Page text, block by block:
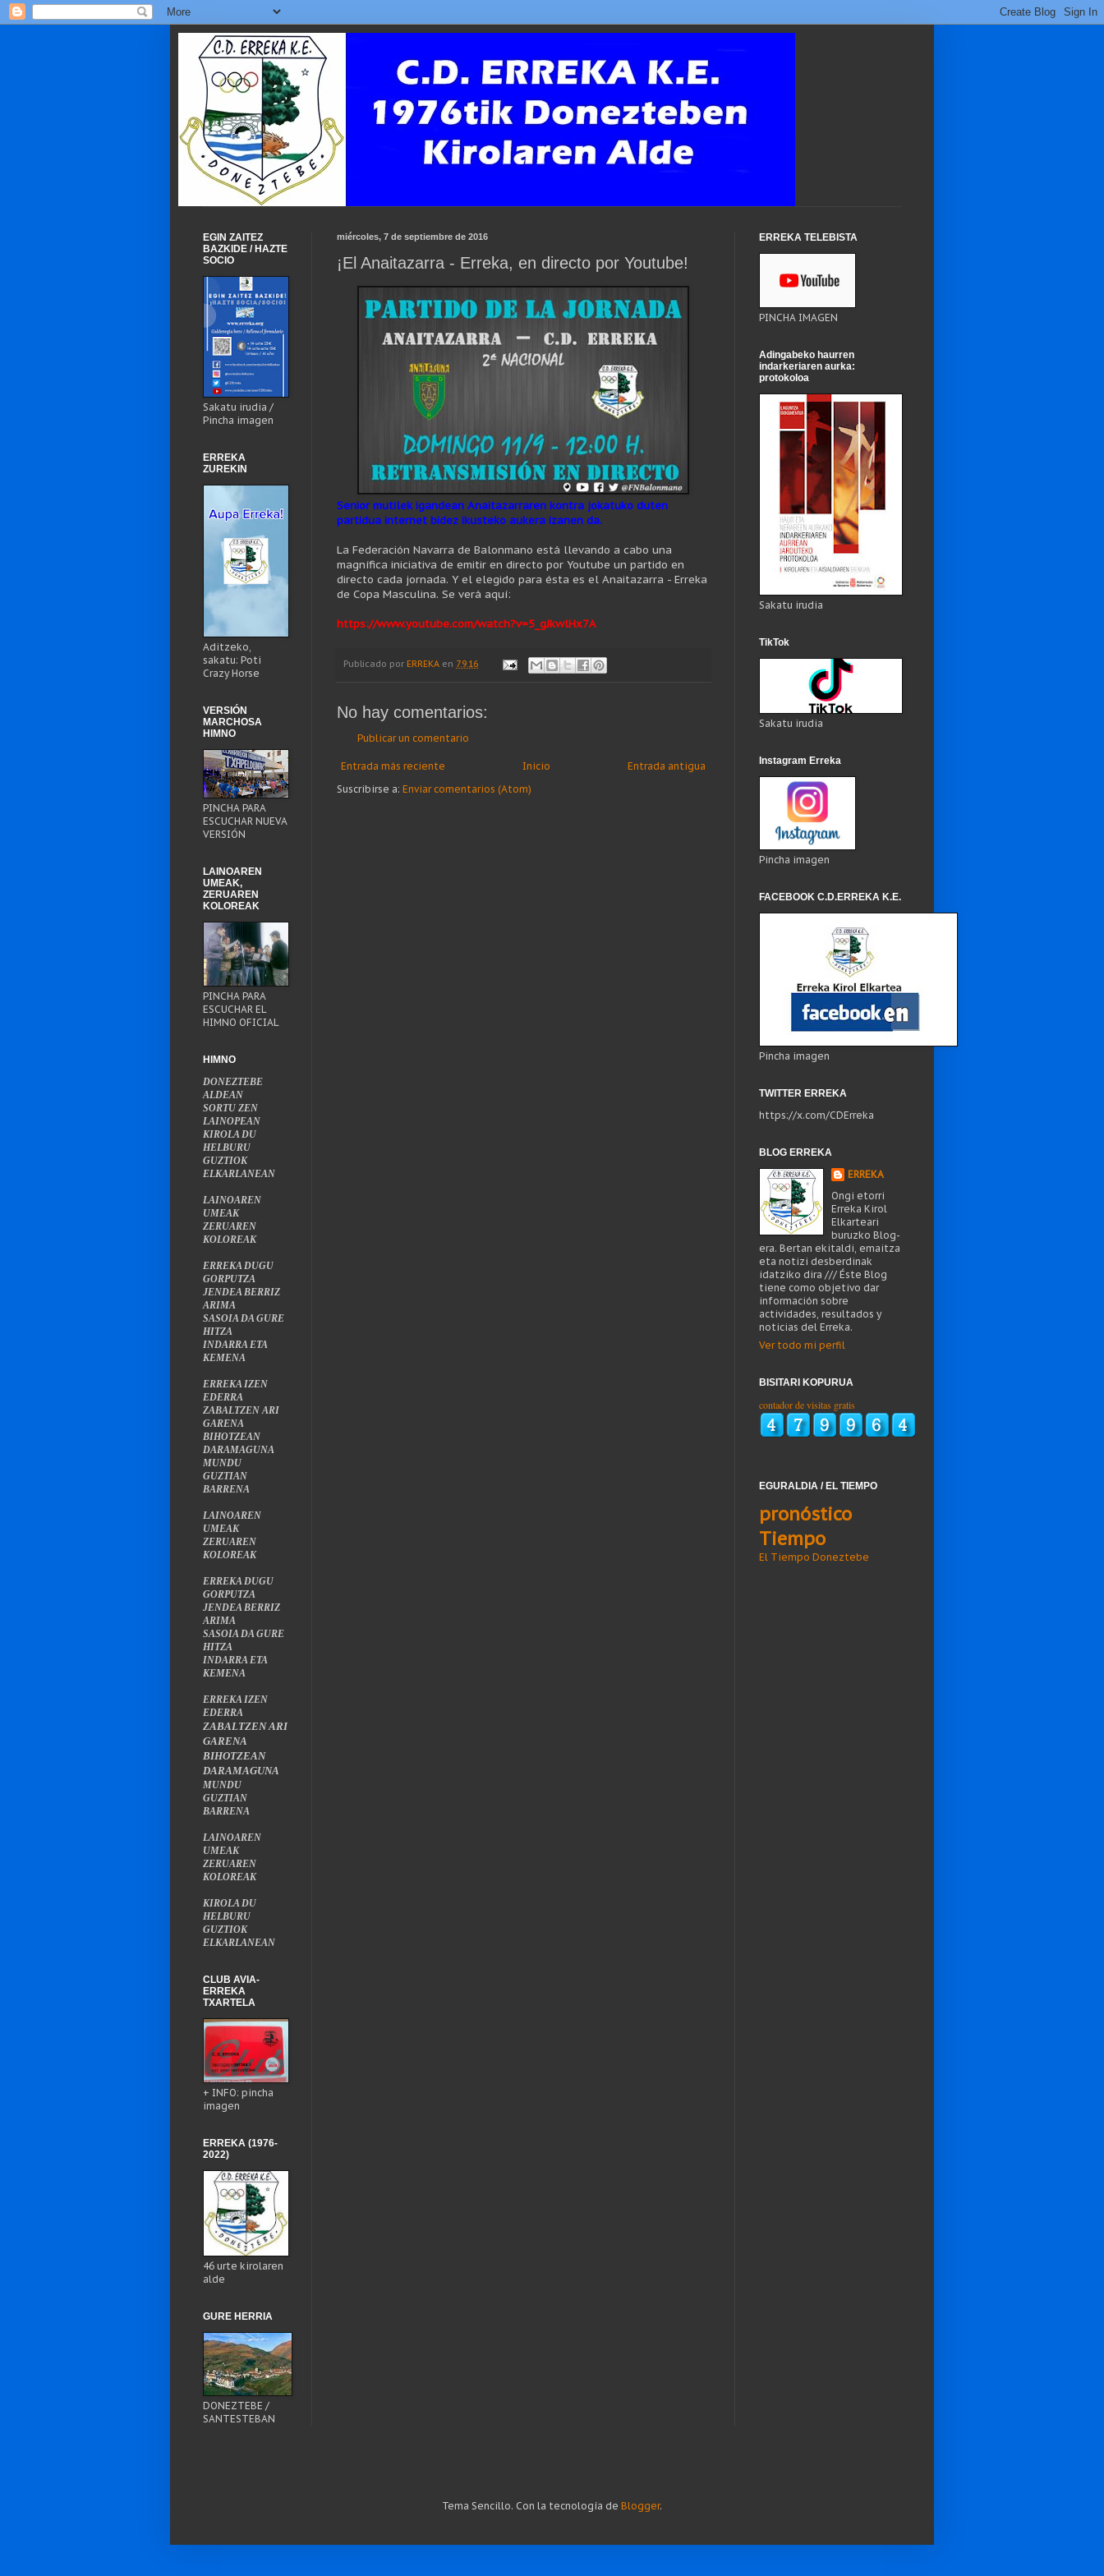
miércoles, 7 de septiembre de 2016
¡El Anaitazarra - Erreka, en directo por Youtube!
Senior mutilek igandean Anaitazarraren kontra jokatuko duten
partidua internet bidez ikusteko aukera izanen da.
La Federación Navarra de Balonmano está llevando a cabo una
magnífica iniciativa de emitir en directo por Youtube un partido en
directo cada jornada. Y el elegido para ésta es el Anaitazarra - Erreka
de Copa Masculina. Se verá aquí:
https://www.youtube.com/watch?v=5_gJkwlHx7A
Publicado por ERREKA en 7.9.16
No hay comentarios:
Publicar un comentario
Entrada más reciente Entrada antigua
Inicio
Suscribirse a: Enviar comentarios (Atom)
EGIN ZAITEZ
BAZKIDE / HAZTE
SOCIO
Sakatu irudia /
Pincha imagen
ERREKA
ZUREKIN
Aditzeko,
sakatu: Poti
Crazy Horse
VERSIÓN
MARCHOSA
HIMNO
PINCHA PARA
ESCUCHAR NUEVA
VERSIÓN
LAINOAREN
UMEAK,
ZERUAREN
KOLOREAK
PINCHA PARA
ESCUCHAR EL
HIMNO OFICIAL
HIMNO
DONEZTEBE
ALDEAN
SORTU ZEN
LAINOPEAN
KIROLA DU
HELBURU
GUZTIOK
ELKARLANEAN
LAINOAREN
UMEAK
ZERUAREN
KOLOREAK
ERREKA DUGU
GORPUTZA
JENDEA BERRIZ
ARIMA
SASOIA DA GURE
HITZA
INDARRA ETA
KEMENA
ERREKA IZEN
EDERRA
ZABALTZEN ARI
GARENA
BIHOTZEAN
DARAMAGUNA
MUNDU
GUZTIAN
BARRENA
LAINOAREN
UMEAK
ZERUAREN
KOLOREAK
ERREKA DUGU
GORPUTZA
JENDEA BERRIZ
ARIMA
SASOIA DA GURE
HITZA
INDARRA ETA
KEMENA
ERREKA IZEN
EDERRA
ZABALTZEN ARI
GARENA
BIHOTZEAN
DARAMAGUNA
MUNDU
GUZTIAN
BARRENA
LAINOAREN
UMEAK
ZERUAREN
KOLOREAK
KIROLA DU
HELBURU
GUZTIOK
ELKARLANEAN
CLUB AVIA-
ERREKA
TXARTELA
+ INFO: pincha
imagen
ERREKA (1976-
2022)
46 urte kirolaren
alde
GURE HERRIA
DONEZTEBE /
SANTESTEBAN
ERREKA TELEBISTA
PINCHA IMAGEN
Adingabeko haurren
indarkeriaren aurka:
protokoloa
Sakatu irudia
TikTok
Sakatu irudia
Instagram Erreka
Pincha imagen
FACEBOOK C.D.ERREKA K.E.
Pincha imagen
TWITTER ERREKA
https://x.com/CDErreka
BLOG ERREKA
ERREKA
Ongi etorri
Erreka Kirol
Elkarteari
buruzko Blog-
era. Bertan ekitaldi, emaitza
eta notizi desberdinak
idatziko dira /// Éste Blog
tiene como objetivo dar
información sobre
actividades, resultados y
noticias del Erreka.
Ver todo mi perfil
BISITARI KOPURUA
contador de visitas gratis
EGURALDIA / EL TIEMPO
pronóstico
Tiempo
El Tiempo Doneztebe
Tema Sencillo. Con la tecnología de Blogger.